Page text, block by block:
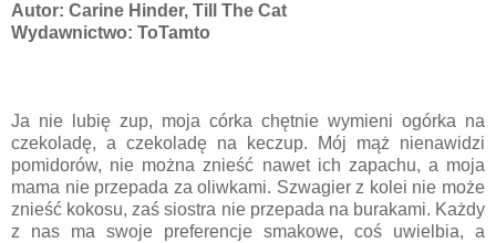
Autor: Carine Hinder, Till The Cat
Wydawnictwo: ToTamto
Ja nie lubię zup, moja córka chętnie wymieni ogórka na
czekoladę, a czekoladę na keczup. Mój mąż nienawidzi
pomidorów, nie można znieść nawet ich zapachu, a moja
mama nie przepada za oliwkami. Szwagier z kolei nie może
znieść kokosu, zaś siostra nie przepada na burakami. Każdy
z nas ma swoje preferencje smakowe, coś uwielbia, a